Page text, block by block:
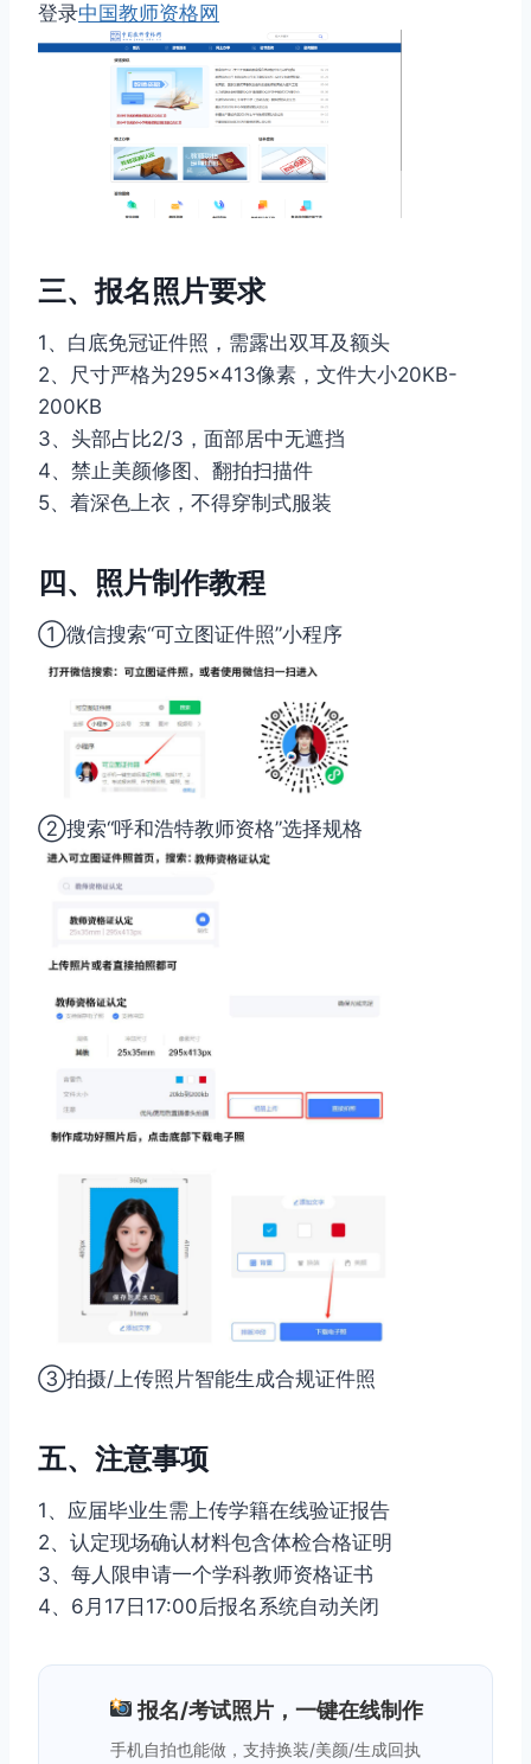
登录中国教师资格网
三、报名照片要求
1、白底免冠证件照，需露出双耳及额头
2、尺寸严格为295×413像素，文件大小20KB-
200KB
3、头部占比2/3，面部居中无遮挡
4、禁止美颜修图、翻拍扫描件
5、着深色上衣，不得穿制式服装
四、照片制作教程
①微信搜索“可立图证件照”小程序
②搜索“呼和浩特教师资格”选择规格
③拍摄/上传照片智能生成合规证件照
五、注意事项
1、应届毕业生需上传学籍在线验证报告
2、认定现场确认材料包含体检合格证明
3、每人限申请一个学科教师资格证书
4、6月17日17:00后报名系统自动关闭
报名/考试照片，一键在线制作
手机自拍也能做，支持换装/美颜/生成回执